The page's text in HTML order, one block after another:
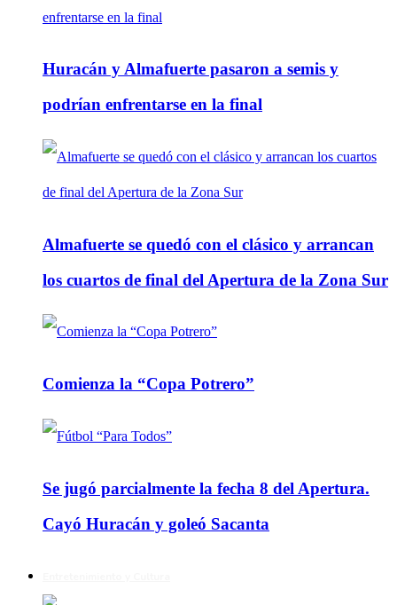
Huracán y Almafuerte pasaron a semis y
podrían enfrentarse en la final
Almafuerte se quedó con el clásico y arrancan
los cuartos de final del Apertura de la Zona Sur
Comienza la “Copa Potrero”
Se jugó parcialmente la fecha 8 del Apertura.
Cayó Huracán y goleó Sacanta